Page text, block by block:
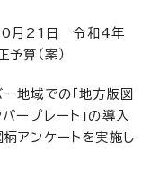
月21日 令和4年
算（案）
地域での「地方版図
ープレート」の導入
アンケートを実施し